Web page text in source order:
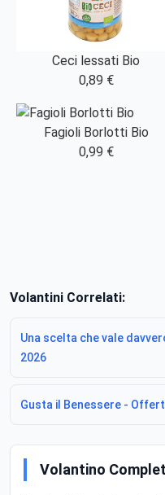
Ceci lessati Bio
0,89 €
Fagioli Borlotti Bio
0,99 €
Volantini Correlati:
Una scelta che vale
2026
Gusta il Benessere -
Volantino